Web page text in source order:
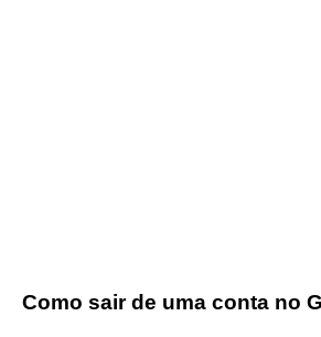
Como sair de uma conta no